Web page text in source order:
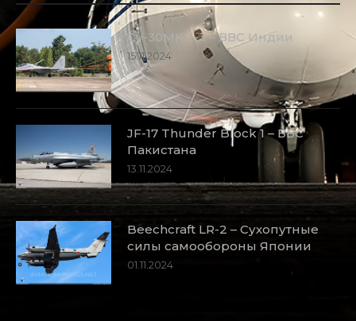
Су-30МКИ-3 – ВВС Индии
15.11.2024
JF-17 Thunder Block 1 – ВВС
Пакистана
13.11.2024
Beechcraft LR-2 – Сухопутные
силы самообороны Японии
01.11.2024